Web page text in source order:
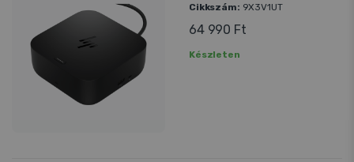
Cikkszám: 9X3V1UT
64 990 Ft
Készleten